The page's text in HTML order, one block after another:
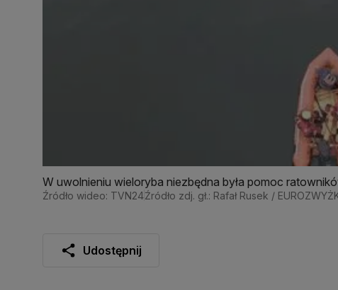
W uwolnieniu wieloryba niezbędna była pomoc
Źródło wideo: TVN24Źródło zdj. gł.: Rafał Rusek /
Udostępnij